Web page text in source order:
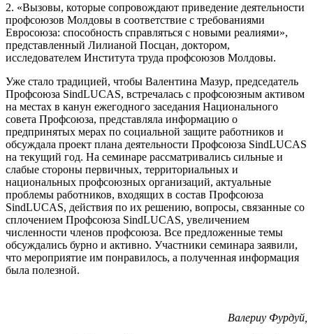
2. «Вызовы, которые сопровождают приведение деятельности
профсоюзов Молдовы в соответ­ствие с требованиями
Евросою­за: способность справляться с но­выми реалиями»,
представлен­ный Лилианой Посцан, доктором,
исследователем Института труда профсоюзов Молдовы.
Уже стало традицией, чтобы Валентина Мазур, председатель
Профсоюза SindLUCAS, встреча­лась с профсоюзным активом
на местах в канун ежегодного заседа­ния Национального
совета Профсоюза, представляла информа­цию о
предпринятых мерах по со­циальной защите работников и
обсуждала проект плана деятель­ности Профсоюза SindLUCAS
на текущий год. На семинаре рас­сматривались сильные и
слабые стороны первичных, территори­альных и
национальных профсо­юзных организаций, актуальные
проблемы работников, входящих в состав Профсоюза
SindLUCAS, действия по их решению, вопросы, связанные со
сплочением Профсоюза SindLUCAS, увеличением
численности членов профсоюза. Все предложенные темы
обсужда­лись бурно и активно. Участники семинара заявили,
что мероприя­тие им понравилось, а полученная информация
была полезной.
Валериу Фурдуй,